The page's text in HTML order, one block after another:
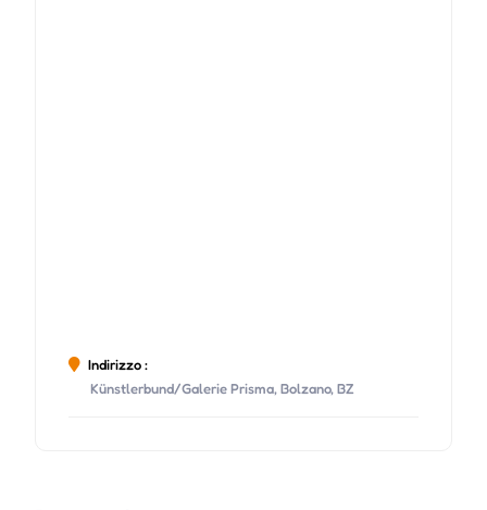
Indirizzo :
Künstlerbund/Galerie Prisma, Bolzano, BZ